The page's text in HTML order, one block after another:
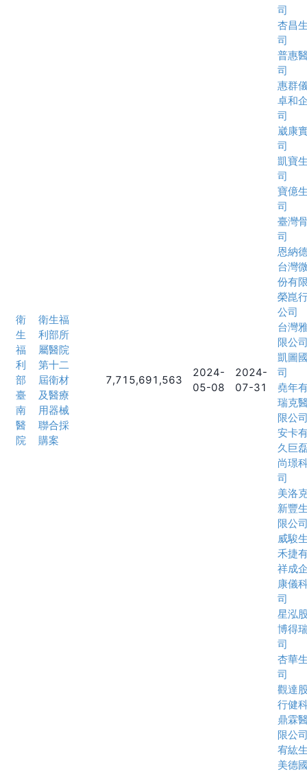
衛
生
福
利
部
臺
南
醫
院
衛生福
利部所
屬醫院
第十二
屆衛材
及醫療
用器械
聯合採
購案
7,715,691,563
2024-
05-08
2024-
07-31
司
杏昌
司
普惠
司
惠群
卓和
司
崴康
司
凱寶
司
寶億
司
臺灣
司
恩納
台灣
份有
榮崑
公司
台灣
限公
凱圖
司
堯年
瑞克
限公
安卡
久巨
尚璟
司
美洛
新豐
限公
威駿
禾捷
祥成
康儀
司
星泓
博得
司
杏華
司
觀達
行健
鼎霖
限公
宥紘
美德